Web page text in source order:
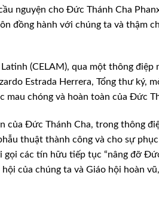
nguyện cho Đức Thánh Cha
đồng hành với chúng ta và thậm
(CELAM), qua một thông
Estrada Herrera, Tổng thư ký,
mau chóng và hoàn toàn của Đức
của Đức Thánh Cha, trong thông
thuật thành công và cho sự
gọi các tín hữu tiếp tục “nâng đỡ
của chúng ta và Giáo hội hoàn